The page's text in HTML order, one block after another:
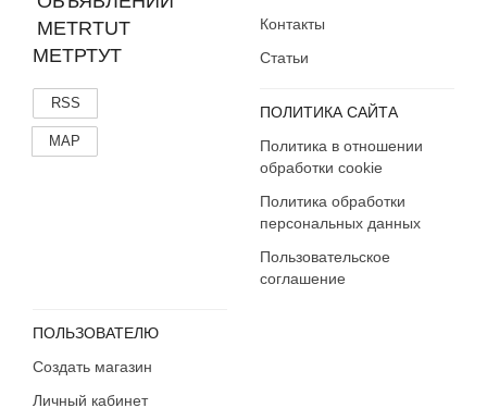
МЕТРТУТ
RSS
MAP
Контакты
Статьи
ПОЛИТИКА САЙТА
Политика в отношении
обработки cookie
Политика обработки
персональных данных
Пользовательское
соглашение
ПОЛЬЗОВАТЕЛЮ
Создать магазин
Личный кабинет